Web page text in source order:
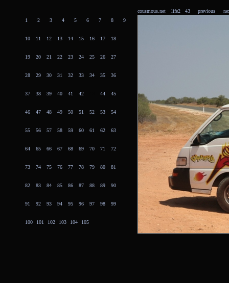
1 2 3 4 5 6 7 8 9
10 11 12 13 14 15 16 17 18
19 20 21 22 23 24 25 26 27
28 29 30 31 32 33 34 35 36
37 38 39 40 41 42 44 45
46 47 48 49 50 51 52 53 54
55 56 57 58 59 60 61 62 63
64 65 66 67 68 69 70 71 72
73 74 75 76 77 78 79 80 81
82 83 84 85 86 87 88 89 90
91 92 93 94 95 96 97 98 99
100 101 102 103 104 105
cousmous.net life2 43 previous